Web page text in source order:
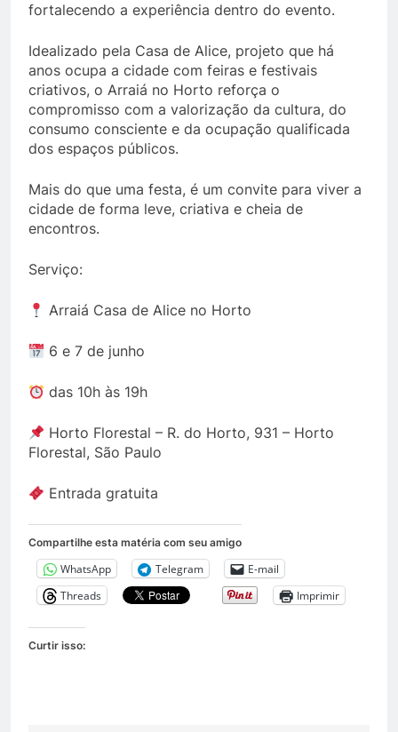
fortalecendo a experiência dentro do evento.
Idealizado pela Casa de Alice, projeto que há
anos ocupa a cidade com feiras e festivais
criativos, o Arraiá no Horto reforça o
compromisso com a valorização da cultura, do
consumo consciente e da ocupação qualificada
dos espaços públicos.
Mais do que uma festa, é um convite para viver a
cidade de forma leve, criativa e cheia de
encontros.
Serviço:
Arraiá Casa de Alice no Horto
6 e 7 de junho
das 10h às 19h
Horto Florestal – R. do Horto, 931 – Horto
Florestal, São Paulo
Entrada gratuita
Compartilhe esta matéria com seu amigo
WhatsApp Telegram
E-mail
Threads
Imprimir
Curtir isso: